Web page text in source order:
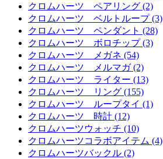
クロムハーツ ペアリング (2)
クロムハーツ ベルトループ (3)
クロムハーツ ペンダント (28)
クロムハーツ ボロチップ (3)
クロムハーツ メガネ (54)
クロムハーツ メルマガ (2)
クロムハーツ ライター (13)
クロムハーツ リング (155)
クロムハーツ ループタイ (1)
クロムハーツ 時計 (12)
クロムハーツウォッチ (10)
クロムハーツコラボアイテム (4)
クロムハーツバックル (2)